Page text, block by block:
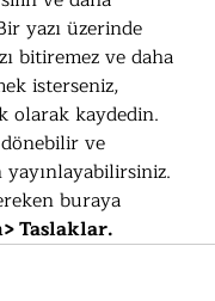
yazı üzerinde
bitiremez ve daha
isterseniz,
olarak kaydedin.
ve
buraya
Taslaklar.